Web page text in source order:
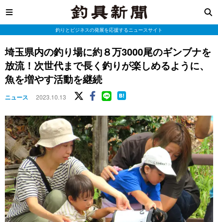
釣りとビジネスの発展を応援するニュースサイト
埼玉県内の釣り場に約８万3000尾のギンブナを
放流！次世代まで長く釣りが楽しめるように、
魚を増やす活動を継続
ニュース 2023.10.13